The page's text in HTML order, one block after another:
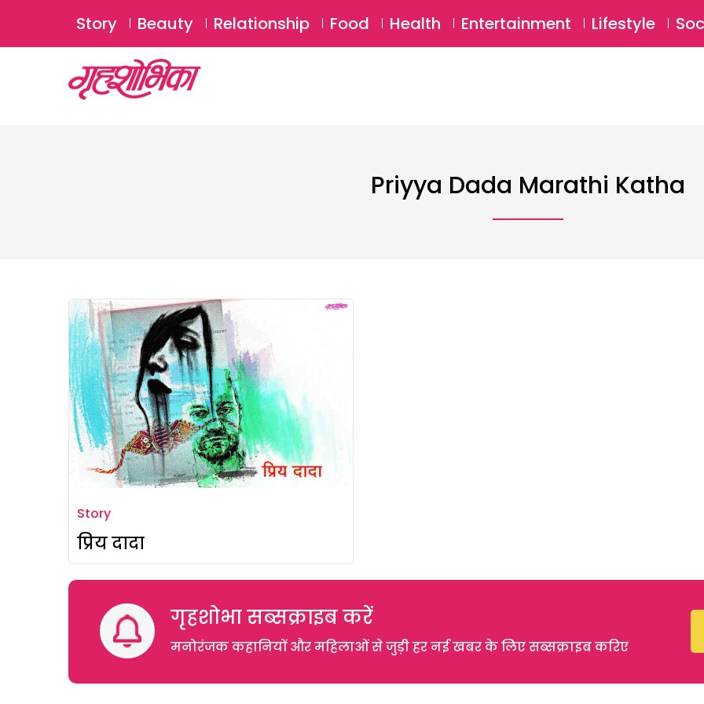
Story Beauty Relationship Food Health Entertainment Lifestyle
Priyya Dada Marathi Katha
Story
प्रिय दादा
गृहशोभा सब्सक्राइब करें
मनोरंजक कहानियों और महिलाओं से जुड़ी हर नई खबर के लिए सब्सक्राइब करिए